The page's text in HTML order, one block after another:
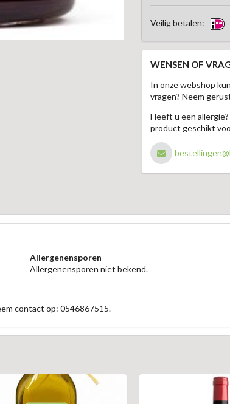
Veilig betalen:
WENSEN OF
In onze webshop
vragen? Neem
Heeft u een
product geschikt
Allergenensporen
Allergenensporen niet bekend.
contact op: 0546867515.